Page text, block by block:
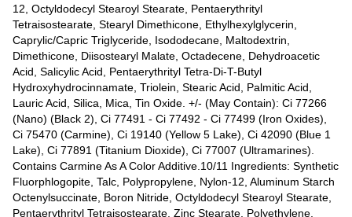
12, Octyldodecyl Stearoyl Stearate, Pentaerythrityl
Tetraisostearate, Stearyl Dimethicone, Ethylhexylglycerin,
Caprylic/Capric Triglyceride, Isododecane, Maltodextrin,
Dimethicone, Diisostearyl Malate, Octadecene, Dehydroacetic
Acid, Salicylic Acid, Pentaerythrityl Tetra-Di-T-Butyl
Hydroxyhydrocinnamate, Triolein, Stearic Acid, Palmitic Acid,
Lauric Acid, Silica, Mica, Tin Oxide. +/- (May Contain): Ci 77266
(Nano) (Black 2), Ci 77491 - Ci 77492 - Ci 77499 (Iron Oxides),
Ci 75470 (Carmine), Ci 19140 (Yellow 5 Lake), Ci 42090 (Blue 1
Lake), Ci 77891 (Titanium Dioxide), Ci 77007 (Ultramarines).
Contains Carmine As A Color Additive.10/11 Ingredients: Synthetic
Fluorphlogopite, Talc, Polypropylene, Nylon-12, Aluminum Starch
Octenylsuccinate, Boron Nitride, Octyldodecyl Stearoyl Stearate,
Pentaerythrityl Tetraisostearate, Zinc Stearate, Polyethylene,